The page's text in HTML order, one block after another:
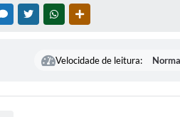
MESSENGER
TWITTERWHATSAPP
Velocidade de leitura: